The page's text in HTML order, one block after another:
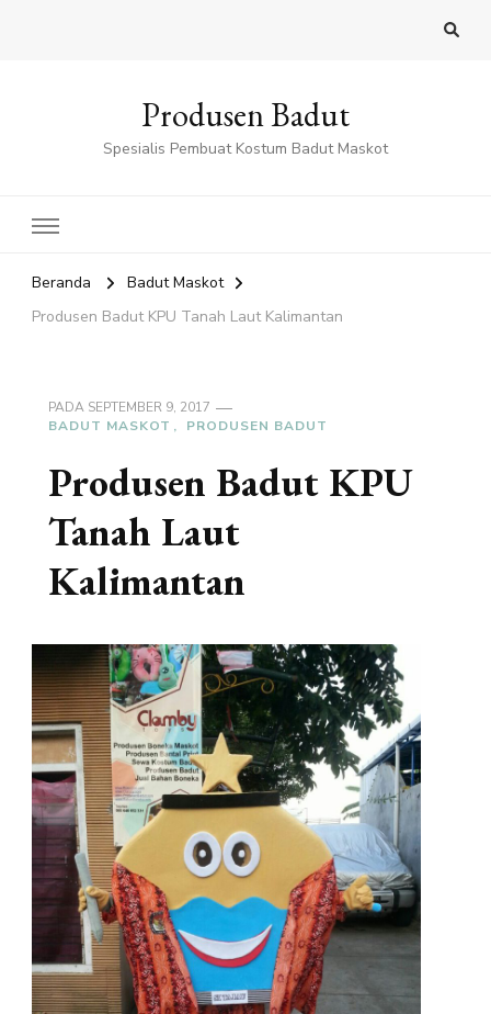
Produsen Badut
Spesialis Pembuat Kostum Badut Maskot
Beranda
Badut Maskot
Produsen Badut KPU Tanah Laut Kalimantan
PADA SEPTEMBER 9, 2017
BADUT MASKOT
PRODUSEN BADUT
Produsen Badut KPU
Tanah Laut
Kalimantan